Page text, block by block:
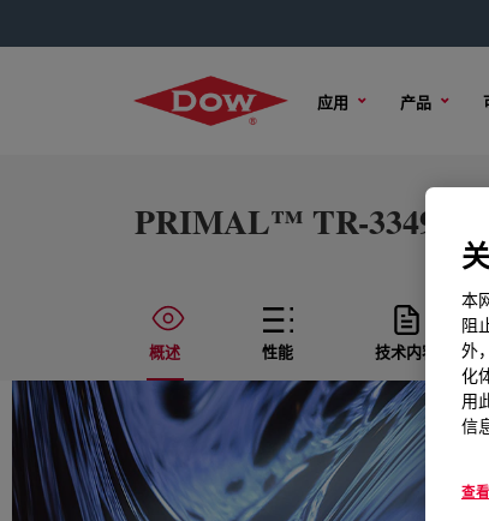
应用 产品
PRIMAL™ TR-3349
概述 性能 技术内容
本
阻
外
化
用
信
查